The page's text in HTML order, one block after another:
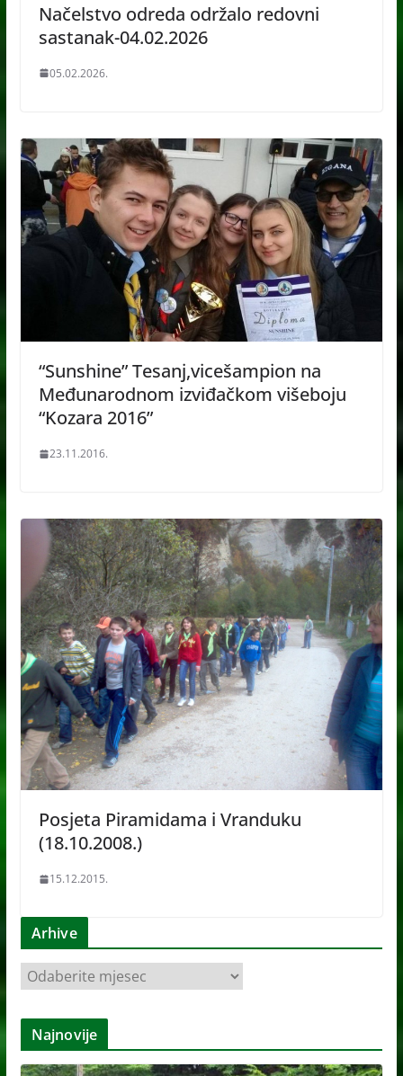
Načelstvo odreda održalo redovni
sastanak-04.02.2026
05.02.2026.
“Sunshine” Tesanj,vicešampion na
Međunarodnom izviđačkom višeboju
“Kozara 2016”
23.11.2016.
Posjeta Piramidama i Vranduku
(18.10.2008.)
15.12.2015.
Arhive
h
v
Najnovije